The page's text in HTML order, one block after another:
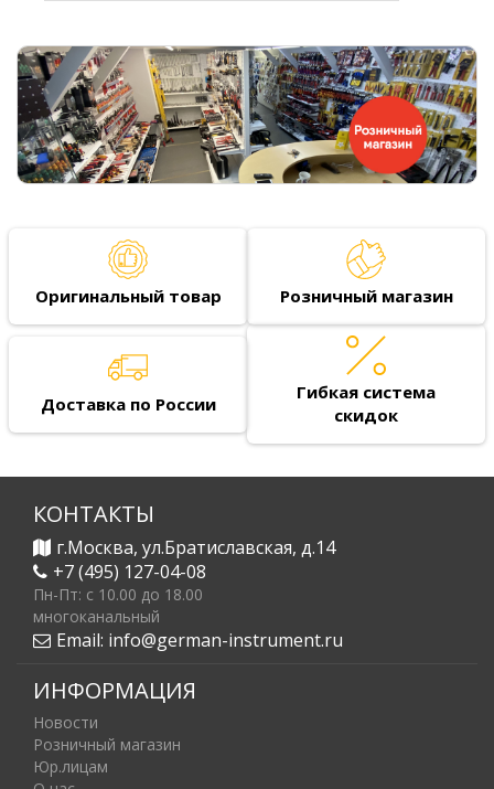
Оригинальный товар Розничный магазин
Доставка по России
Гибкая система
скидок
КОНТАКТЫ
г.Москва, ул.Братиславская, д.14
+7 (495) 127-04-08
Пн-Пт: c 10.00 до 18.00
многоканальный
Email: info@german-instrument.ru
ИНФОРМАЦИЯ
Новости
Розничный магазин
Юр.лицам